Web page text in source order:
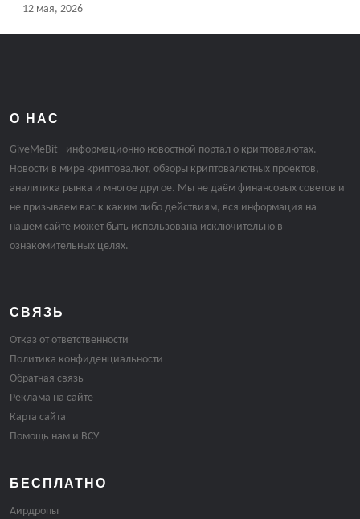
12 мая, 2026
О НАС
GiveMeBit - информационно новостной портал о криптовалютах.
Новости в мире криптовалют, обзоры криптовалютных проектов,
аналитика рынка и многое другое. Мы не даём финансовых советов и
не призываем вас к каким либо действиям, вся информация на
нашем сайте может быть использована исключительно в
ознакомительных целях.
СВЯЗЬ
Отказ от ответственности
Политика конфиденциальности
Обратная связь
Реклама на сайте
Карта сайта
Помощь нам и ВСУ
БЕСПЛАТНО
Аирдропы